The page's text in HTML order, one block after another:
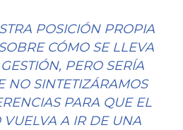
POSICIÓN PROPIA
CÓMO SE LLEVA
PERO SERÍA
NO SINTETIZÁRAMOS
PARA QUE EL
A IR DE UNA